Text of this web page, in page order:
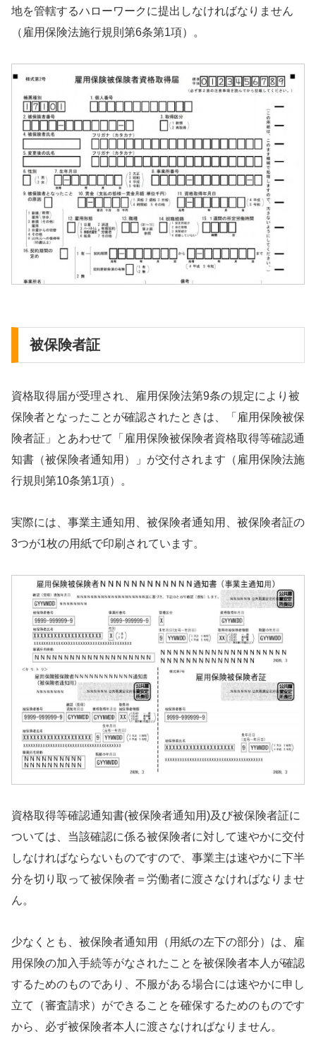
地を管轄するハローワークに提出しなければなりません
（雇用保険法施行規則第6条第1項）。
被保険者証
資格取得届が受理され、雇用保険法第9条の規定により被
保険者となったことが確認されたときは、「雇用保険被保
険者証」とあわせて「雇用保険被保険者資格取得等確認通
知書（被保険者通知用）」が交付されます（雇用保険法施
行規則第10条第1項）。
実際には、事業主通知用、被保険者通知用、被保険者証の
3つが1枚の用紙で印刷されています。
資格取得等確認通知書(被保険者通知用)及び被保険者証に
ついては、当該確認に係る被保険者に対して速やかに交付
しなければならないものですので、事業主は速やかに下半
分を切り取って被保険者＝労働者に渡さなければなりませ
ん。
少なくとも、被保険者通知用（用紙の左下の部分）は、雇
用保険の加入手続等がなされたことを被保険者本人が確認
するためのものであり、不服がある場合には速やかに申し
立て（審査請求）ができることを確保するためのものです
から、必ず被保険者本人に渡さなければなりません。